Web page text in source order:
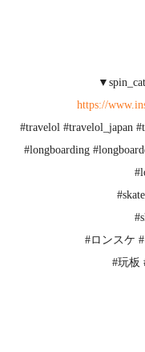
https://
#travelol #travelol_japan
#longboarding
#ロンスケ
#玩板